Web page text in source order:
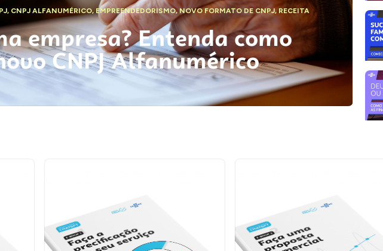
, CNPJ ALFANUMÉRICO, EMPREENDEDORISMO,NOVO FORMATO DE CNPJ,RECEITA
empresa? Entenda como
CNPJ Alfanumérico